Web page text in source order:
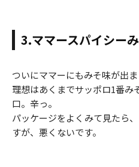
3.ママースパイシー
ついにママーにもみそ味が出ま
理想はあくまでサッポロ1番み
口。辛っ。
パッケージをよくみて見たら
すが、悪くないです。